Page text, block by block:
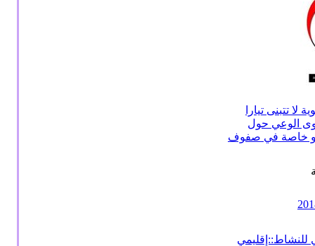
تتبنى تيارا
الوعي حول
و خاصة في صفوف
للنشاط::إقليمي